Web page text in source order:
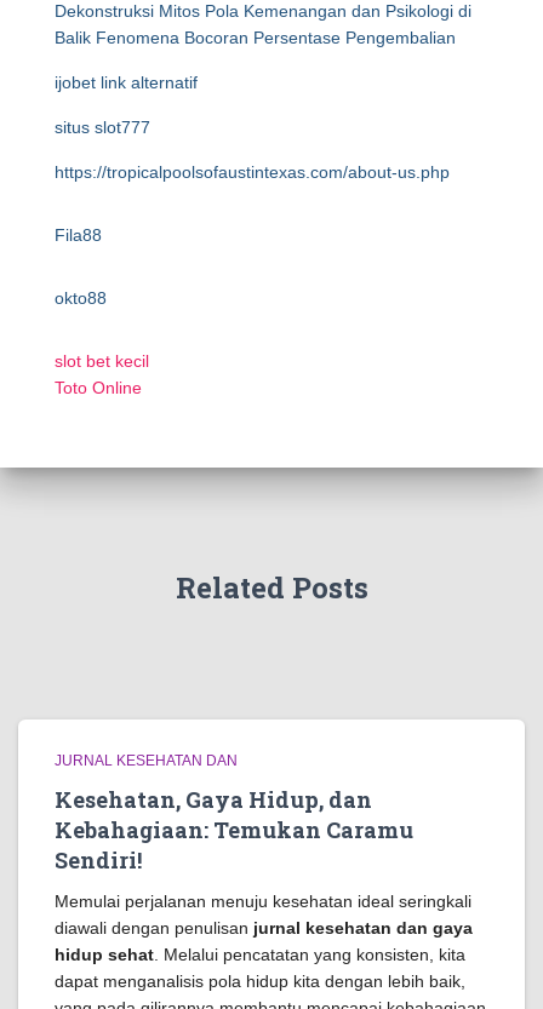
Dekonstruksi Mitos Pola Kemenangan dan Psikologi di
Balik Fenomena Bocoran Persentase Pengembalian
ijobet link alternatif
situs slot777
https://tropicalpoolsofaustintexas.com/about-us.php
Fila88
okto88
slot bet kecil
Toto Online
Related Posts
JURNAL KESEHATAN DAN
Kesehatan, Gaya Hidup, dan
Kebahagiaan: Temukan Caramu
Sendiri!
Memulai perjalanan menuju kesehatan ideal seringkali
diawali dengan penulisan jurnal kesehatan dan gaya
hidup sehat . Melalui pencatatan yang konsisten, kita
dapat menganalisis pola hidup kita dengan lebih baik,